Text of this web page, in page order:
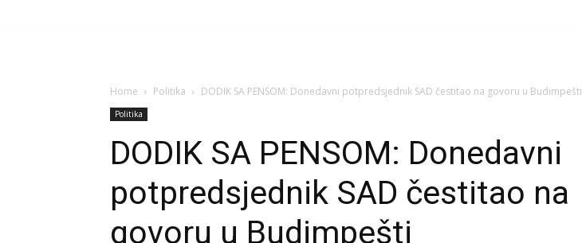
Home Politika DODIK SA PENSOM: Donedavni potpredsjednik SAD čestitao na govoru u Budimpešti
Politika
DODIK SA PENSOM: Donedavni
potpredsjednik SAD čestitao na
govoru u Budimpešti